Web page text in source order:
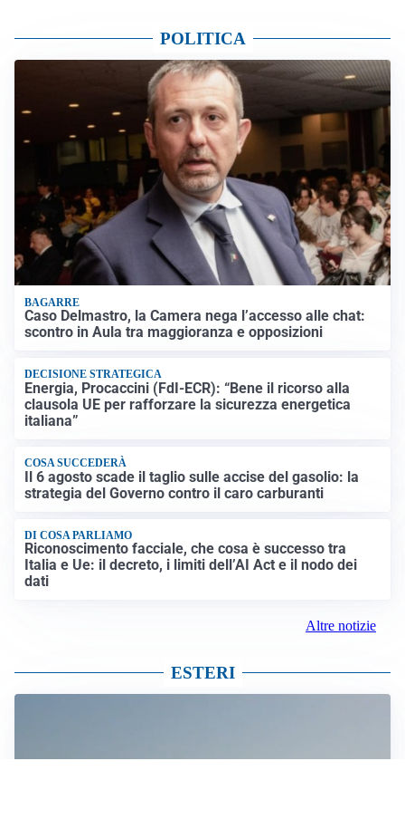
POLITICA
BAGARRE
Caso Delmastro, la Camera nega l’accesso alle chat:
scontro in Aula tra maggioranza e opposizioni
DECISIONE STRATEGICA
Energia, Procaccini (FdI-ECR): “Bene il ricorso alla
clausola UE per rafforzare la sicurezza energetica
italiana”
COSA SUCCEDERÀ
Il 6 agosto scade il taglio sulle accise del gasolio: la
strategia del Governo contro il caro carburanti
DI COSA PARLIAMO
Riconoscimento facciale, che cosa è successo tra
Italia e Ue: il decreto, i limiti dell’AI Act e il nodo dei
dati
Altre notizie
ESTERI